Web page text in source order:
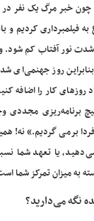
خبر مرگ یک نفر در
نور آفتاب کم شود.
روز جهنمی‌ای
کار را اضافه
برنامه‌ریزی
برمی گردیم.» نه!
یا تعهد شما
به میزان تمرکز شما
نگه می‌دارید؟